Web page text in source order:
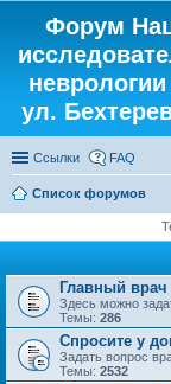
Форум
ул.
Ссылки FAQ
Список форумов
Главный врач
Здесь можно
Темы: 286
Спросите у
Задать вопрос
Темы: 2532